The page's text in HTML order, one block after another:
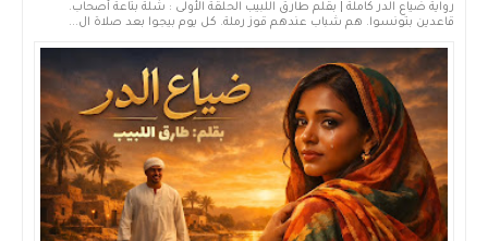
رواية ضياع الدر كاملة | بقلم طارق اللبيب الحلقة الأولى : شلة بتاعة أصحاب.
قاعدين بتونسوا. هم شباب عندهم قوز رملة. كل يوم بيجوا بعد صلاة ال...